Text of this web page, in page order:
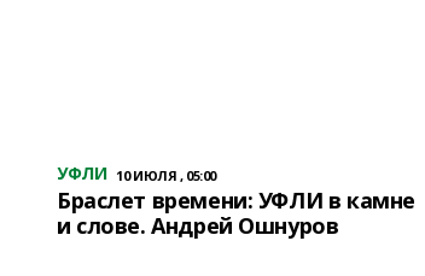
УФЛИ 10 ИЮЛЯ , 05:00
Браслет времени: УФЛИ в камне
и слове. Андрей Ошнуров